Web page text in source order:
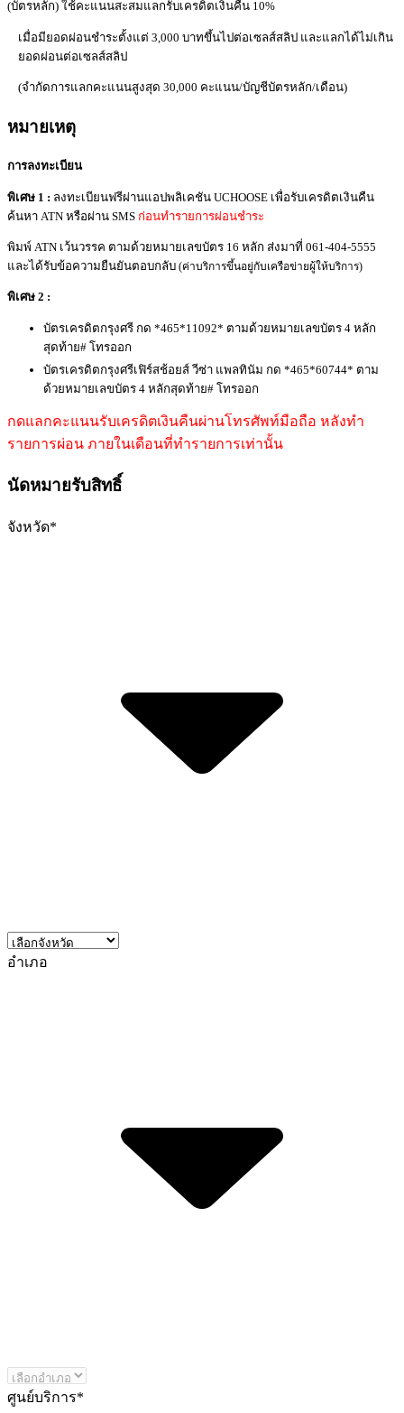
(บัตรหลัก) ใช้คะแนนสะสมแลกรับเครดิตเงินคืน 10%
เมื่อมียอดผ่อนชำระตั้งแต่ 3,000 บาทขึ้นไปต่อเซลส์สลิป และแลกได้ไม่เกิน
ยอดผ่อนต่อเซลส์สลิป
(จำกัดการแลกคะแนนสูงสุด 30,000 คะแนน/บัญชีบัตรหลัก/เดือน)
หมายเหตุ
การลงทะเบียน
พิเศษ 1 : ลงทะเบียนฟรีผ่านแอปพลิเคชัน UCHOOSE เพื่อรับเครดิตเงินคืน
ค้นหา ATN หรือผ่าน SMS ก่อนทำรายการผ่อนชำระ
พิมพ์ ATN เว้นวรรค ตามด้วยหมายเลขบัตร 16 หลัก ส่งมาที่ 061-404-5555
และได้รับข้อความยืนยันตอบกลับ (ค่าบริการขึ้นอยู่กับเครือข่ายผู้ให้บริการ)
พิเศษ 2 :
บัตรเครดิตกรุงศรี กด *465*11092* ตามด้วยหมายเลขบัตร 4 หลัก
สุดท้าย# โทรออก
บัตรเครดิตกรุงศรีเฟิร์สช้อยส์ วีซ่า แพลทินัม กด *465*60744* ตาม
ด้วยหมายเลขบัตร 4 หลักสุดท้าย# โทรออก
กดแลกคะแนนรับเครดิตเงินคืนผ่านโทรศัพท์มือถือ หลังทำ
รายการผ่อน ภายในเดือนที่ทำรายการเท่านั้น
นัดหมายรับสิทธิ์
จังหวัด*
อำเภอ
ศูนย์บริการ*